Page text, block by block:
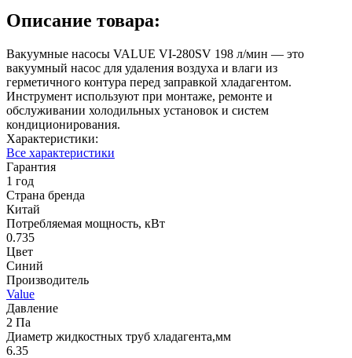
Описание товара:
Вакуумные насосы VALUE VI-280SV 198 л/мин — это
вакуумный насос для удаления воздуха и влаги из
герметичного контура перед заправкой хладагентом.
Инструмент используют при монтаже, ремонте и
обслуживании холодильных установок и систем
кондиционирования.
Характеристики:
Все характеристики
Гарантия
1 год
Страна бренда
Китай
Потребляемая мощность, кВт
0.735
Цвет
Синий
Производитель
Value
Давление
2 Па
Диаметр жидкостных труб хладагента,мм
6.35